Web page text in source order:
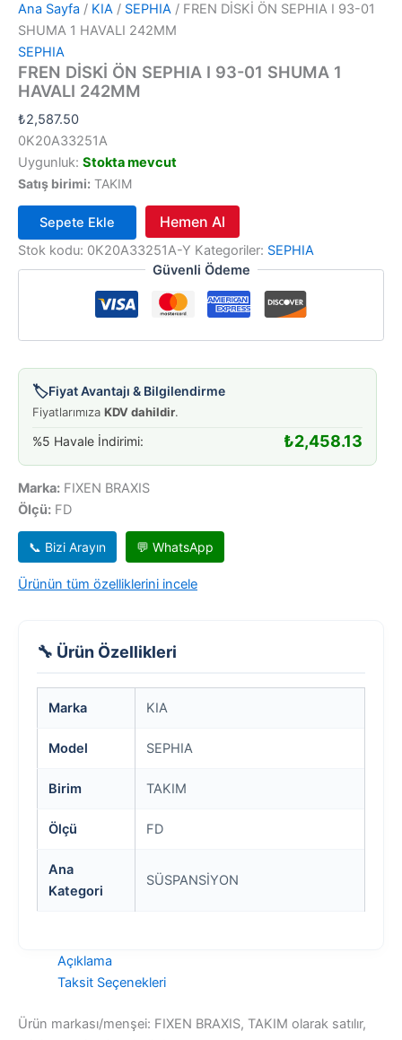
Ana Sayfa / KIA / SEPHIA / FREN DİSKİ ÖN SEPHIA I 93-01
SHUMA 1 HAVALI 242MM
SEPHIA
FREN DİSKİ ÖN SEPHIA I 93-01 SHUMA 1
HAVALI 242MM
₺2,587.50
0K20A33251A
Uygunluk: Stokta mevcut
Satış birimi: TAKIM
FREN
DİSKİ
ÖN
01
HAVALI
242MM
Sepete Ekle Hemen Al
Stok kodu: 0K20A33251A-Y Kategoriler: SEPHIA
Güvenli Ödeme
🏷️Fiyat Avantajı & Bilgilendirme
Fiyatlarımıza KDV dahildir.
%5 Havale İndirimi: ₺2,458.13
Marka: FIXEN BRAXIS
Ölçü: FD
📞 Bizi Arayın 💬 WhatsApp
Ürünün tüm özelliklerini incele
🔧 Ürün Özellikleri
Marka KIA
Model SEPHIA
Birim TAKIM
Ölçü FD
Ana
Kategori
SÜSPANSİYON
Açıklama
Taksit Seçenekleri
Ürün markası/menşei: FIXEN BRAXIS, TAKIM olarak satılır,